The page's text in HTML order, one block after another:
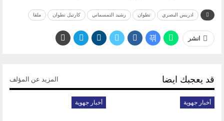
ادريس البصري تطوان رشيد التمسماني كارتيل تطوان ملقا
انشر
قد يعجبك ايضا المزيد عن المؤلف
أخبار جهوية أخبار جهوية